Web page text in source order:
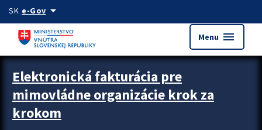
Preskocit na hlavný obsah
SK e-Govarrow_drop_down
Menu menu
Zastavit automatický posun upútavok
Elektronická fakturácia pre
mimovládne organizácie krok za
krokom